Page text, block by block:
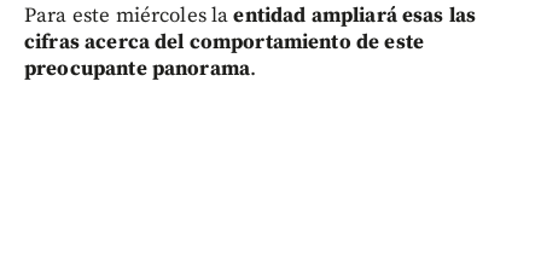
Para este miércoles laentidad ampliará esas las
cifras acerca del comportamiento de este
preocupante panorama.